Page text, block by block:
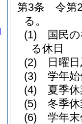
第3条
令第
る。
(1)
国民
る休日
(2)
日曜
(3)
学年
(4)
夏季
(5)
冬季
(6)
学年